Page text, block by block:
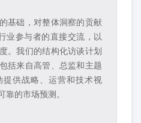
基础，对整体洞察的贡献
业参与者的直接交流，以
。我们的结构化访谈计划
括来自高管、总监和主题
供战略、运营和技术视
的市场预测。